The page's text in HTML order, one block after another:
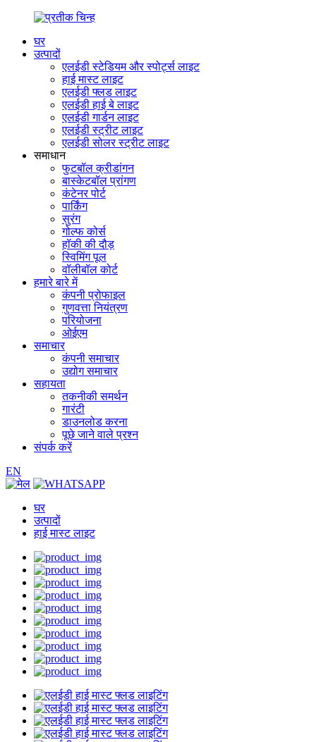
घर
उत्पादों
एलईडी स्टेडियम और स्पोर्ट्स लाइट
हाई मास्ट लाइट
एलईडी फ्लड लाइट
एलईडी हाई बे लाइट
एलईडी गार्डन लाइट
एलईडी स्ट्रीट लाइट
एलईडी सोलर स्ट्रीट लाइट
समाधान
फुटबॉल क्रीडांगन
बास्केटबॉल प्रांगण
कंटेनर पोर्ट
पार्किंग
सुरंग
गोल्फ कोर्स
हॉकी की दौड़
स्विमिंग पूल
वॉलीबॉल कोर्ट
हमारे बारे में
कंपनी प्रोफाइल
गुणवत्ता नियंत्रण
परियोजना
ओईएम
समाचार
कंपनी समाचार
उद्योग समाचार
सहायता
तकनीकी समर्थन
गारंटी
डाउनलोड करना
पूछे जाने वाले प्रश्न
संपर्क करें
EN
घर
उत्पादों
हाई मास्ट लाइट